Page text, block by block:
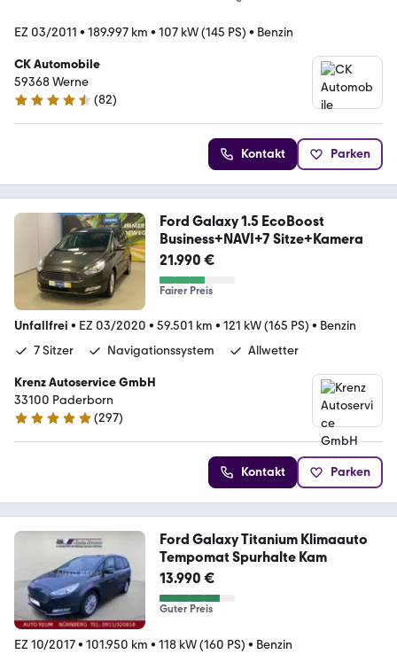
EZ 03/2011 • 189.997 km • 107 kW (145 PS) • Benzin
CK Automobile
59368 Werne
4.7 Sterne
(82)
Kontakt Parken
Ford Galaxy 1.5 EcoBoost
Business+NAVI+7 Sitze+Kamera
21.990 €
Fairer Preis
Unfallfrei • EZ 03/2020 • 59.501 km • 121 kW (165 PS) • Benzin
7 Sitzer
Navigationssystem Allwetter
Krenz Autoservice GmbH
33100 Paderborn
4.8 Sterne
(297)
Kontakt Parken
Ford Galaxy Titanium Klimaauto
Tempomat Spurhalte Kam
13.990 €
Guter Preis
EZ 10/2017• 101.950 km • 118 kW (160 PS) • Benzin